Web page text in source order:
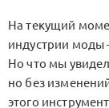
На текущий
индустрии моды
Но что мы
но без
этого